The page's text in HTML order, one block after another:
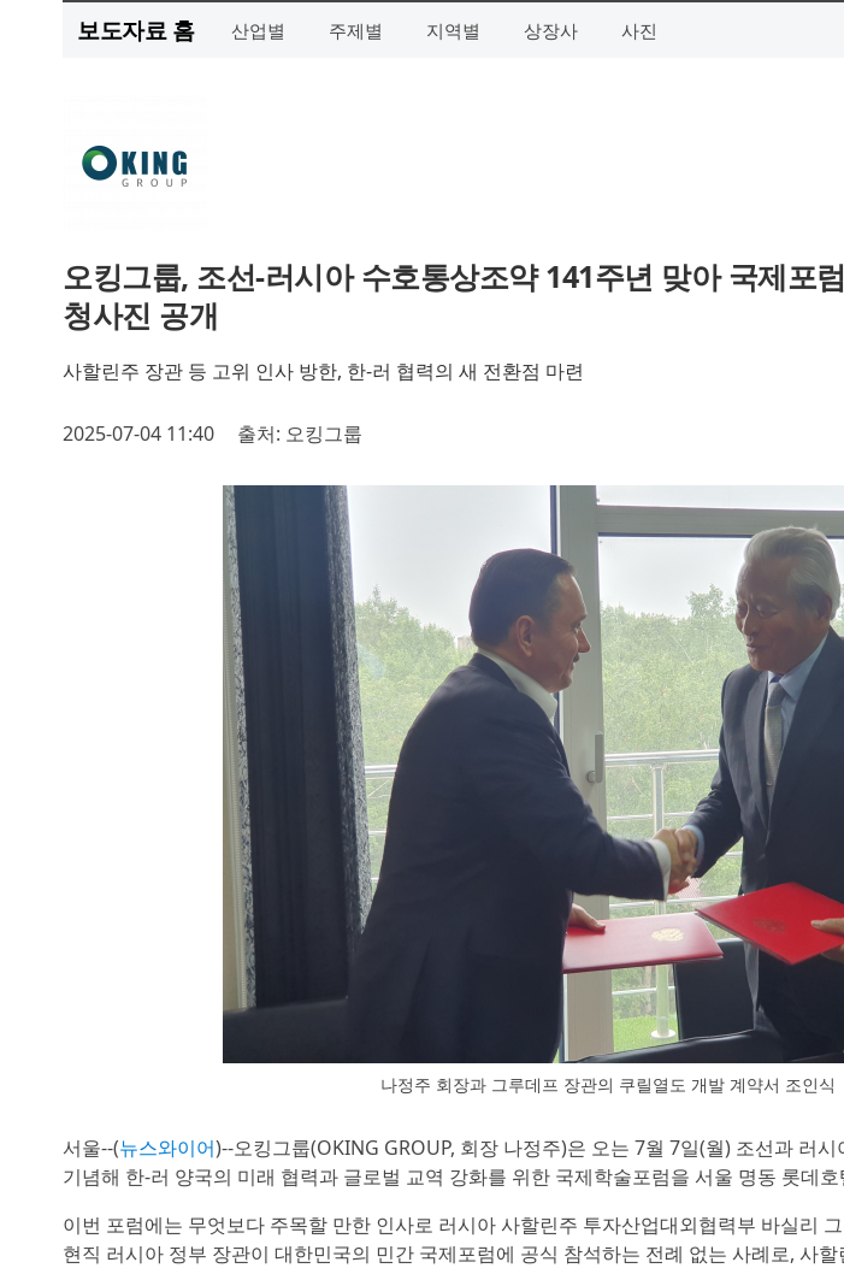
보도자료 홈 산업별 주제별 지역별 상장사 사진
오킹그룹, 조선-러시아 수호통상조약 141주년 맞아 국제포
청사진 공개
사할린주 장관 등 고위 인사 방한, 한-러 협력의 새 전환점 마련
2025-07-04 11:40 출처: 오킹그룹
나정주 회장과 그루데프 장관의 쿠릴열도 개발 계약서 조인식
서울--(뉴스와이어)--오킹그룹(OKING GROUP, 회장 나정주)은 오는 7월 7일(월) 조선과 러
기념해 한-러 양국의 미래 협력과 글로벌 교역 강화를 위한 국제학술포럼을 서울 명동 롯데
이번 포럼에는 무엇보다 주목할 만한 인사로 러시아 사할린주 투자산업대외협력부 바실리
현직 러시아 정부 장관이 대한민국의 민간 국제포럼에 공식 참석하는 전례 없는 사례로, 사